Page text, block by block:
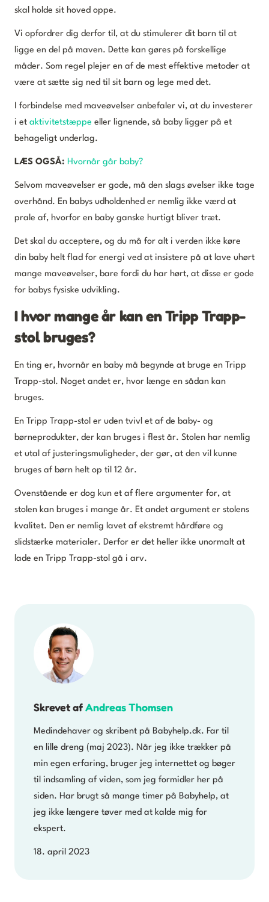
skal holde sit hoved oppe.
Vi opfordrer dig derfor til, at du stimulerer dit barn til at
ligge en del på maven. Dette kan gøres på forskellige
måder. Som regel plejer en af de mest effektive metoder at
være at sætte sig ned til sit barn og lege med det.
I forbindelse med maveøvelser anbefaler vi, at du investerer
i et aktivitetstæppe eller lignende, så baby ligger på et
behageligt underlag.
LÆS OGSÅ: Hvornår går baby?
Selvom maveøvelser er gode, må den slags øvelser ikke tage
overhånd. En babys udholdenhed er nemlig ikke værd at
prale af, hvorfor en baby ganske hurtigt bliver træt.
Det skal du acceptere, og du må for alt i verden ikke køre
din baby helt flad for energi ved at insistere på at lave uhørt
mange maveøvelser, bare fordi du har hørt, at disse er gode
for babys fysiske udvikling.
I hvor mange år kan en Tripp Trapp-
stol bruges?
En ting er, hvornår en baby må begynde at bruge en Tripp
Trapp-stol. Noget andet er, hvor længe en sådan kan
bruges.
En Tripp Trapp-stol er uden tvivl et af de baby- og
børneprodukter, der kan bruges i flest år. Stolen har nemlig
et utal af justeringsmuligheder, der gør, at den vil kunne
bruges af børn helt op til 12 år.
Ovenstående er dog kun et af flere argumenter for, at
stolen kan bruges i mange år. Et andet argument er stolens
kvalitet. Den er nemlig lavet af ekstremt hårdføre og
slidstærke materialer. Derfor er det heller ikke unormalt at
lade en Tripp Trapp-stol gå i arv.
Skrevet afAndreas Thomsen
Medindehaver og skribent på Babyhelp.dk. Far til
en lille dreng (maj 2023). Når jeg ikke trækker på
min egen erfaring, bruger jeg internettet og bøger
til indsamling af viden, som jeg formidler her på
siden. Har brugt så mange timer på Babyhelp, at
jeg ikke længere tøver med at kalde mig for
ekspert.
18. april 2023